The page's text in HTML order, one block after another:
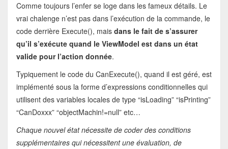
Comme toujours l’enfer se loge dans les fameux détails. Le
vrai chalenge n’est pas dans l’exécution de la commande, le
code derrière Execute(), mais dans le fait de s’assurer
qu’il s’exécute quand le ViewModel est dans un état
valide pour l’action donnée.
Typiquement le code du CanExecute(), quand il est géré, est
implémenté sous la forme d’expressions conditionnelles qui
utilisent des variables locales de type “isLoading” “isPrinting”
“CanDoxxx” “objectMachin!=null” etc…
Chaque nouvel état nécessite de coder des conditions
supplémentaires qui nécessitent une évaluation, de